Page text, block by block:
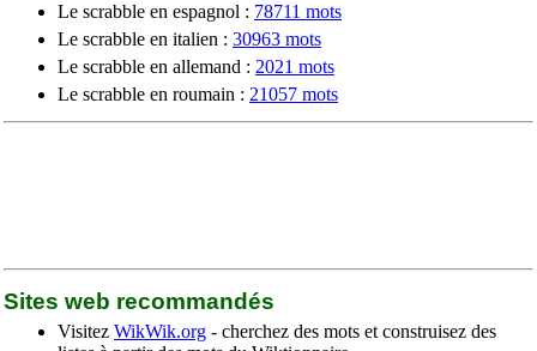
Le scrabble en espagnol : 78711 mots
Le scrabble en italien : 30963 mots
Le scrabble en allemand : 2021 mots
Le scrabble en roumain : 21057 mots
Sites web recommandés
Visitez WikWik.org - cherchez des mots et construisez des